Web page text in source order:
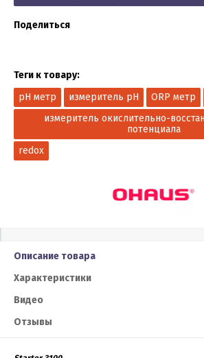
Поделиться
Теги к товару:
pH метр
измеритель pH ORP метр
измеритель окислительно-
потенциала
redox
Описание товара
Характеристики
Видео
Отзывы